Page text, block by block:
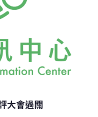
在內。縣府預定要在10
大會過關